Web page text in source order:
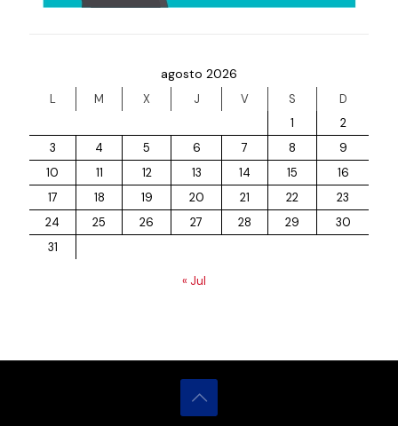
agosto 2026
L M X J V S
D
1
2
3
4 5 6 7 8
9
10
11 12 13 14 15
16
17
18 19 20 21 22
23
24
25 26 27 28 29
30
31
« Jul